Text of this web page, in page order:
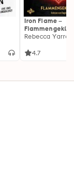
Iron Flame –
heißersehnte
Rebecca Yarros
4.7